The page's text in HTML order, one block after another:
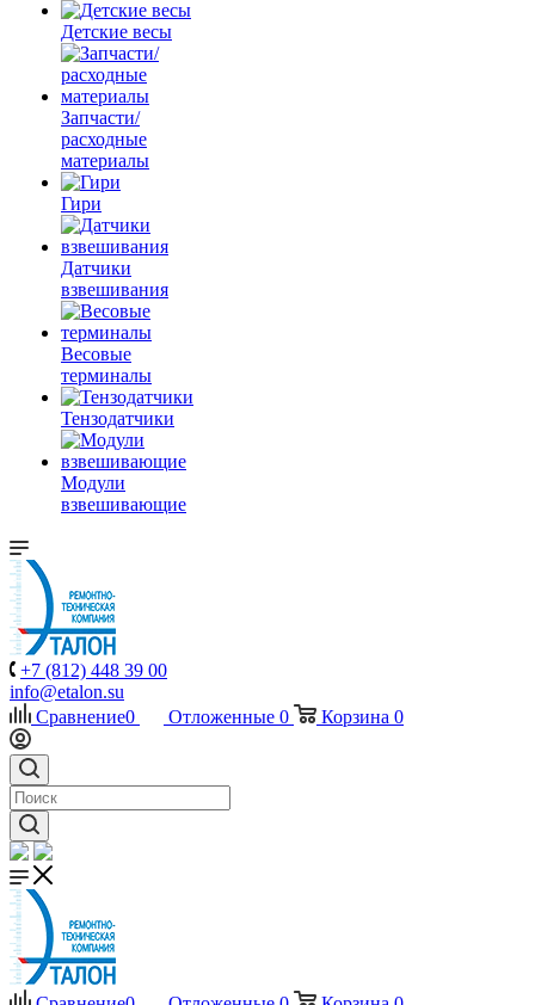
Детские весы
Запчасти/
расходные
материалы
Гири
Датчики
взвешивания
Весовые
терминалы
Тензодатчики
Модули
взвешивающие
+7 (812) 448 39 00
info@etalon.su
Сравнение0 Отложенные 0 Корзина 0